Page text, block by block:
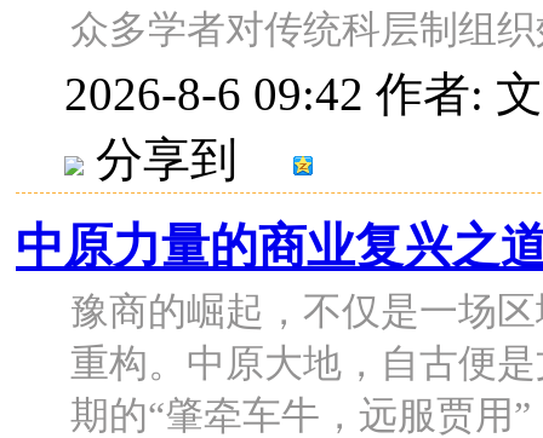
众多学者对传统科层制组织
2026-8-6 09:42 作者:
分享到
中原力量的商业复兴之
豫商的崛起，不仅是一场
重构。中原大地，自古便
期的“肇牵车牛，远服贾用